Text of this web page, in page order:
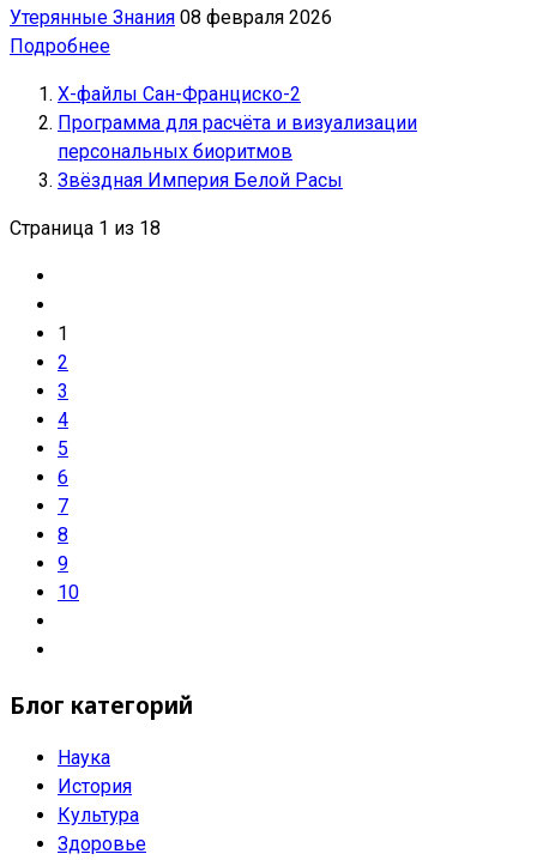
Утерянные Знания 08 февраля 2026
Подробнее
Х-файлы Сан-Франциско-2
Программа для расчёта и визуализации
персональных биоритмов
Звёздная Империя Белой Расы
Страница 1 из 18
1
2
3
4
5
6
7
8
9
10
Блог категорий
Наука
История
Культура
Здоровье